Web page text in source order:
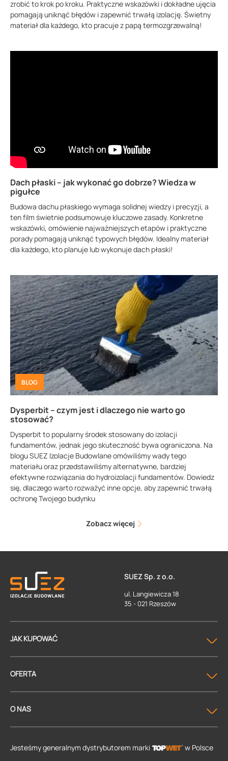
zrobić to krok po kroku. Praktyczne wskazówki i dokładne ujęcia
pomagają uniknąć błędów i zapewnić trwałą izolację. Świetny
materiał dla każdego, kto pracuje z papą termozgrzewalną!
Dach płaski – jak wykonać go dobrze? Wiedza w
pigułce
Budowa dachu płaskiego wymaga solidnej wiedzy i precyzji, a
ten film świetnie podsumowuje kluczowe zasady. Konkretne
wskazówki, omówienie najważniejszych etapów i praktyczne
porady pomagają uniknąć typowych błędów. Idealny materiał
dla każdego, kto planuje lub wykonuje dach płaski!
BLOG
Dysperbit – czym jest i dlaczego nie warto go
stosować?
Dysperbit to popularny środek stosowany do izolacji
fundamentów, jednak jego skuteczność bywa ograniczona. Na
blogu SUEZ Izolacje Budowlane omówiliśmy wady tego
materiału oraz przedstawiliśmy alternatywne, bardziej
efektywne rozwiązania do hydroizolacji fundamentów. Dowiedz
się, dlaczego warto rozważyć inne opcje, aby zapewnić trwałą
ochronę Twojego budynku
Zobacz więcej
SUEZ Sp. z o.o.
ul. Langiewicza 18
35 - 021 Rzeszów
JAK KUPOWAĆ
OFERTA
O NAS
Jesteśmy generalnym dystrybutorem marki w Polsce